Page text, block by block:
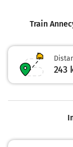
Train
243